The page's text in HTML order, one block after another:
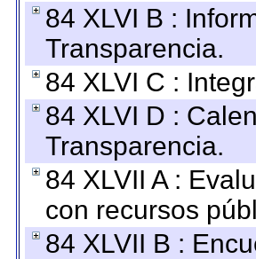
84 XLVI B :
Transparencia.
84 XLVI C :
84 XLVI D :
Transparencia.
84 XLVII A :
con recursos
84 XLVII B :